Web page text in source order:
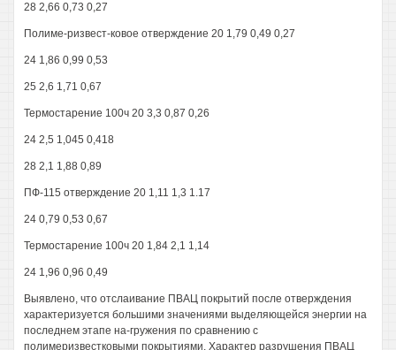
28 2,66 0,73 0,27
Полиме-ризвест-ковое отверждение 20 1,79 0,49 0,27
24 1,86 0,99 0,53
25 2,6 1,71 0,67
Термостарение 100ч 20 3,3 0,87 0,26
24 2,5 1,045 0,418
28 2,1 1,88 0,89
ПФ-115 отверждение 20 1,11 1,3 1.17
24 0,79 0,53 0,67
Термостарение 100ч 20 1,84 2,1 1,14
24 1,96 0,96 0,49
Выявлено, что отслаивание ПВАЦ покрытий после отверждения
характеризуется большими значениями выделяющейся энергии на
последнем этапе на-гружения по сравнению с
полимеризвестковыми покрытиями. Характер разрушения ПВАЦ